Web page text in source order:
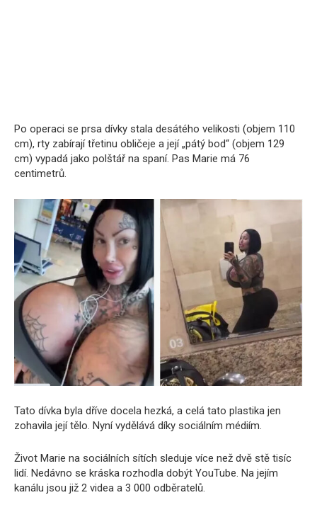
Po operaci se prsa dívky stala desátého velikosti (objem 110
cm), rty zabírají třetinu obličeje a její „pátý bod“ (objem 129
cm) vypadá jako polštář na spaní. Pas Marie má 76
centimetrů.
Tato dívka byla dříve docela hezká, a celá tato plastika jen
zohavila její tělo. Nyní vydělává díky sociálním médiím.
Život Marie na sociálních sítích sleduje více než dvě stě tisíc
lidí. Nedávno se kráska rozhodla dobýt YouTube. Na jejím
kanálu jsou již 2 videa a 3 000 odběratelů.